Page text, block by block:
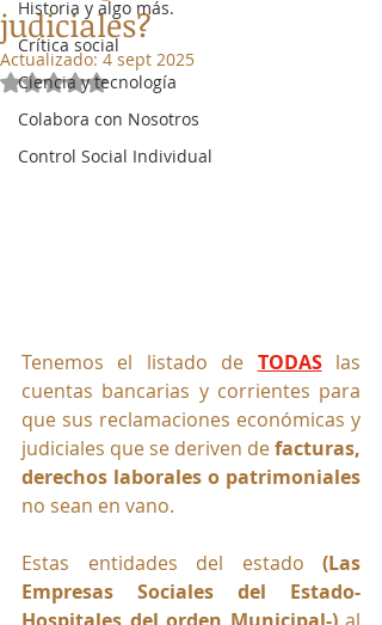
Historia y algo más.
Crítica social
Ciencia y tecnología
Colabora con Nosotros
Control Social Individual
judiciales?
Actualizado:4 sept 2025
Obtuvo NaN de 5 estrellas.
Tenemos el listado de TODAS las
cuentas bancarias y corrientes para
que sus reclamaciones económicas y
judiciales que se deriven de facturas,
derechos laborales o patrimoniales
no sean en vano.
Estas entidades del estado (Las
Empresas Sociales del Estado-